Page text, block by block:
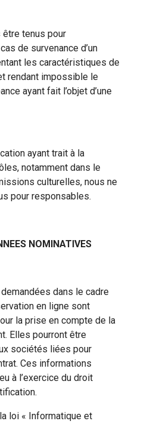
être tenus pour
de survenance d’un
les caractéristiques de
rendant impossible le
ayant fait l’objet d’une
ayant trait à la
notamment dans le
culturelles, nous ne
pour responsables.
NOMINATIVES
dans le cadre
en ligne sont
la prise en compte de la
Elles pourront être
sociétés liées pour
Ces informations
à l’exercice du droit
loi « Informatique et